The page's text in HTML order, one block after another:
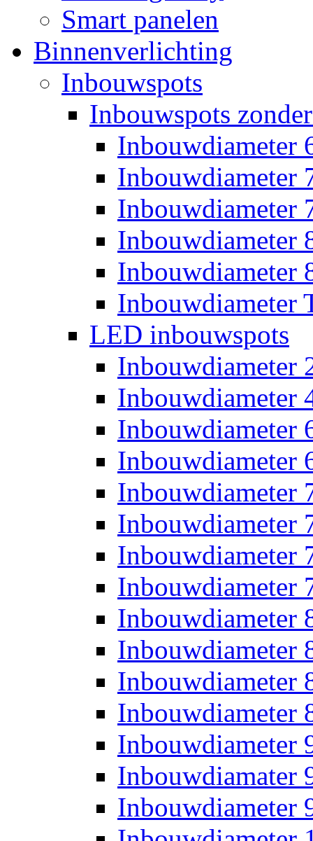
Smart panelen
Binnenverlichting
Inbouwspots
Inbouwspots
Inbouwdiameter
Inbouwdiameter
Inbouwdiameter
Inbouwdiameter
Inbouwdiameter
Inbouwdiameter
LED inbouwspots
Inbouwdiameter
Inbouwdiameter
Inbouwdiameter
Inbouwdiameter
Inbouwdiameter
Inbouwdiameter
Inbouwdiameter
Inbouwdiameter
Inbouwdiameter
Inbouwdiameter
Inbouwdiameter
Inbouwdiameter
Inbouwdiameter
Inbouwdiamater
Inbouwdiameter